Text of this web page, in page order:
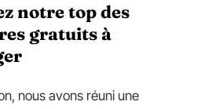
notre top des
gratuits à
nous avons réuni une